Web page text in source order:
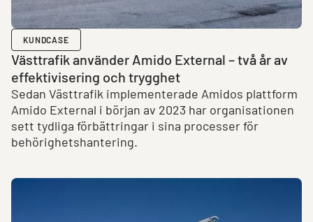
KUNDCASE
Västtrafik använder Amido External – två år av
effektivisering och trygghet
Sedan Västtrafik implementerade Amidos plattform
Amido External i början av 2023 har organisationen
sett tydliga förbättringar i sina processer för
behörighetshantering.